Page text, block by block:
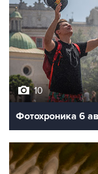
10
Фотохроника 6